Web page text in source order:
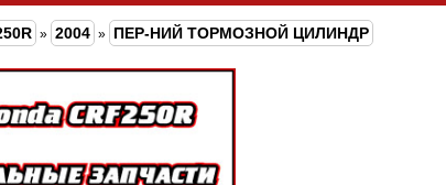
» 2004 » ПЕР-НИЙ ТОРМОЗНОЙ ЦИЛИНДР